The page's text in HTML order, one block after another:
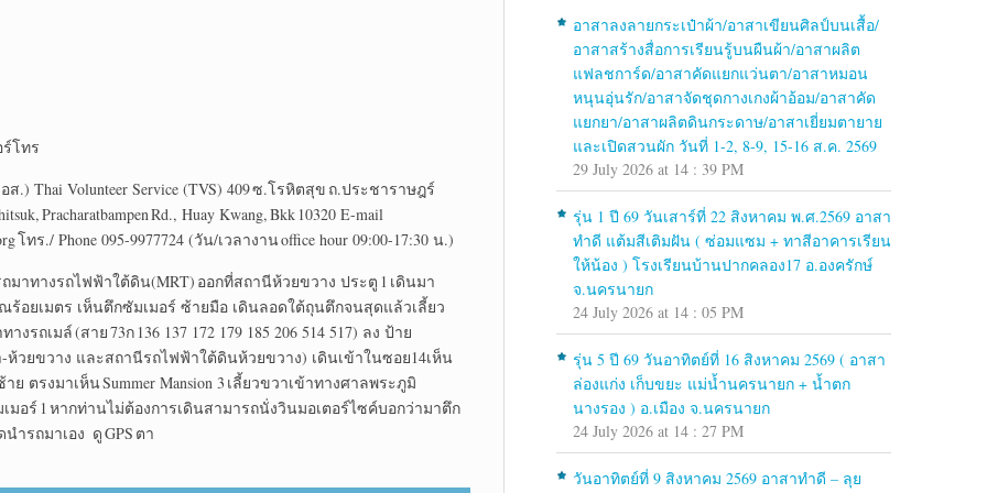
โทร
Thai Volunteer Service (TVS) 409 ซ.โรหิตสุข ถ.ประชาราษฎร์
Pracharatbampen Rd., Huay Kwang, Bkk 10320 E-mail
โทร./ Phone 095-9977724 (วัน/เวลางาน office hour 09:00-17:30 น.)
าทางรถไฟฟ้าใต้ดิน(MRT) ออกที่สถานีห้วยขวาง ประตู 1 เดินมา
ร้อยเมตร เห็นตึกซัมเมอร์ ซ้ายมือ เดินลอดใต้ถุนตึกจนสุดแล้วเลี้ยว
ถเมล์ (สาย 73ก 136 137 172 179 185 206 514 517) ลง ป้าย
วยขวาง และสถานีรถไฟฟ้าใต้ดินห้วยขวาง) เดินเข้าในซอย14เห็น
ตรงมาเห็น Summer Mansion 3 เลี้ยวขวาเข้าทางศาลพระภูมิ
อร์ 1 หากท่านไม่ต้องการเดินสามารถนั่งวินมอเตอร์ไซค์บอกว่ามาตึก
รถมาเอง ดู GPS ตา
อาสาลงลายกระเป๋าผ้า/อาสาเขียนศิลป์บนเสื้อ/
อาสาสร้างสื่อการเรียนรู้บนผืนผ้า/อาสาผลิต
แฟลชการ์ด/อาสาคัดแยกแว่นตา/อาสาหมอน
หนุนอุ่นรัก/อาสาจัดชุดกางเกงผ้าอ้อม/อาสาคัด
แยกยา/อาสาผลิตดินกระดาษ/อาสาเยี่ยมตายาย
และเปิดสวนผัก วันที่ 1-2, 8-9, 15-16 ส.ค. 2569
29 July 2026 at 14 : 39 PM
รุ่น 1 ปี 69 วันเสาร์ที่ 22 สิงหาคม พ.ศ.2569 อาสา
ทำดี แต้มสีเติมฝัน ( ซ่อมแซม + ทาสีอาคารเรียน
ให้น้อง ) โรงเรียนบ้านปากคลอง17 อ.องครักษ์
จ.นครนายก
24 July 2026 at 14 : 05 PM
รุ่น 5 ปี 69 วันอาทิตย์ที่ 16 สิงหาคม 2569 ( อาสา
ล่องแก่ง เก็บขยะ แม่น้ำนครนายก + น้ำตก
นางรอง ) อ.เมือง จ.นครนายก
24 July 2026 at 14 : 27 PM
วันอาทิตย์ที่ 9 สิงหาคม 2569 อาสาทำดี – ลุย